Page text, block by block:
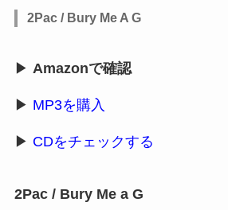
2Pac / Bury Me A G
▶ Amazonで確認
▶ MP3を購入
▶ CDをチェックする
2Pac / Bury Me a G